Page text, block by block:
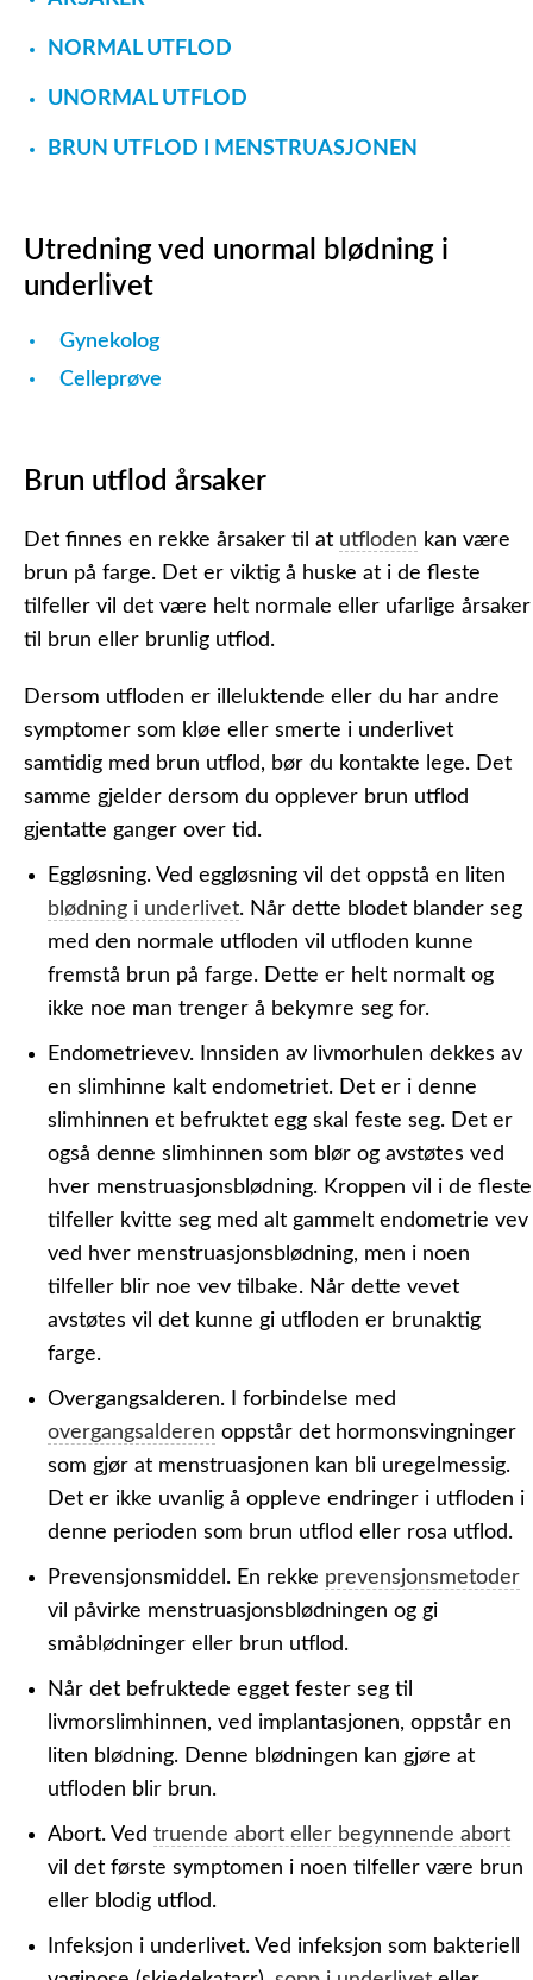
NORMAL UTFLOD
UNORMAL UTFLOD
BRUN UTFLOD I MENSTRUASJONEN
Utredning ved unormal blødning i
underlivet
Gynekolog
Celleprøve
Brun utflod årsaker
Det finnes en rekke årsaker til at utfloden kan være
brun på farge. Det er viktig å huske at i de fleste
tilfeller vil det være helt normale eller ufarlige årsaker
til brun eller brunlig utflod.
Dersom utfloden er illeluktende eller du har andre
symptomer som kløe eller smerte i underlivet
samtidig med brun utflod, bør du kontakte lege. Det
samme gjelder dersom du opplever brun utflod
gjentatte ganger over tid.
Eggløsning. Ved eggløsning vil det oppstå en liten
blødning i underlivet. Når dette blodet blander seg
med den normale utfloden vil utfloden kunne
fremstå brun på farge. Dette er helt normalt og
ikke noe man trenger å bekymre seg for.
Endometrievev. Innsiden av livmorhulen dekkes av
en slimhinne kalt endometriet. Det er i denne
slimhinnen et befruktet egg skal feste seg. Det er
også denne slimhinnen som blør og avstøtes ved
hver menstruasjonsblødning. Kroppen vil i de fleste
tilfeller kvitte seg med alt gammelt endometrie vev
ved hver menstruasjonsblødning, men i noen
tilfeller blir noe vev tilbake. Når dette vevet
avstøtes vil det kunne gi utfloden er brunaktig
farge.
Overgangsalderen. I forbindelse med
overgangsalderen oppstår det hormonsvingninger
som gjør at menstruasjonen kan bli uregelmessig.
Det er ikke uvanlig å oppleve endringer i utfloden i
denne perioden som brun utflod eller rosa utflod.
Prevensjonsmiddel. En rekke prevensjonsmetoder
vil påvirke menstruasjonsblødningen og gi
småblødninger eller brun utflod.
Når det befruktede egget fester seg til
livmorslimhinnen, ved implantasjonen, oppstår en
liten blødning. Denne blødningen kan gjøre at
utfloden blir brun.
Abort. Ved truende abort eller begynnende abort
vil det første symptomen i noen tilfeller være brun
eller blodig utflod.
Infeksjon i underlivet. Ved infeksjon som bakteriell